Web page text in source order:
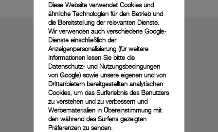
Diese Website verwendet Cookies und
ähnliche Technologien für den Betrieb und
die Bereitstellung der relevanten Dienste.
Wir verwenden auch verschiedene Google-
Dienste einschließlich der
Anzeigenpersonalisierung (für weitere
Informationen lesen Sie bitte die
Datenschutz- und Nutzungsbedingungen
von Google) sowie unsere eigenen und von
Drittanbietern bereitgestellten analytischen
Cookies, um das Surferlebnis des Benutzers
zu verstehen und zu verbessern und
Werbematerialien in Übereinstimmung mit
den während des Surfens gezeigten
Präferenzen zu senden.